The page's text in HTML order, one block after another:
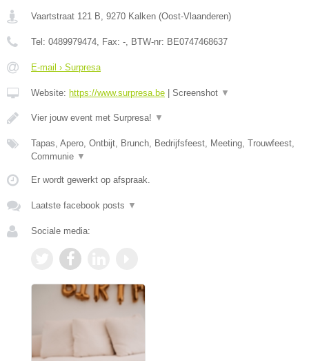
Vaartstraat 121 B 9270 Kalken (Oost-Vlaanderen)
Tel: 0489979474 , Fax: - , BTW-nr: BE0747468637
E-mail › Surpresa
Website: https://www.surpresa.be | Screenshot ▼
Vier jouw event met Surpresa! ▼
Tapas, Apero, Ontbijt, Brunch, Bedrijfsfeest, Meeting, Trouwfeest,
Communie ▼
Er wordt gewerkt op afspraak.
Laatste facebook posts ▼
Sociale media: